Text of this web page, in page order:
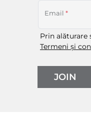
Email *
Prin alăturare
Termeni și
JOIN